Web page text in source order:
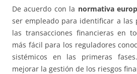
De acuerdo con la normativa
ser empleado para identificar a las
las transacciones financieras en
más fácil para los reguladores
sistémicos en las primeras
mejorar la gestión de los riesgos